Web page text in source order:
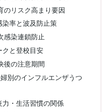
のリスク高まり要因
率と波及防止策
感染連鎖防止
クと登校目安
後の注意期間
別のインフルエンザうつ
・生活習慣の関係